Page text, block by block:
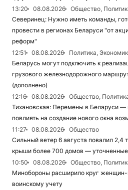
13:20
08.08.2026
Общество,
Северинец: Нужно иметь команды,
провести в регионах Беларуси "от
реформ"
12:51
08.08.2026
Политика,
Беларусь могут подключить к
грузового железнодорожного
(дополнено)
12:16
08.08.2026
Общество,
Тихановская: Перемены в Беларуси
повлиять на создание нового окна
11:27
08.08.2026
Общество
Сильный ветер 6 августа повалил 2,4
крыши более 700 домов —
10:50
08.08.2026
Общество,
Минобороны расширило круг
воинскому учету